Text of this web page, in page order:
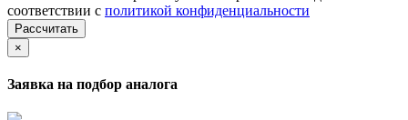
соответствии с политикой конфиденциальности
Рассчитать
×
Заявка на подбор аналога